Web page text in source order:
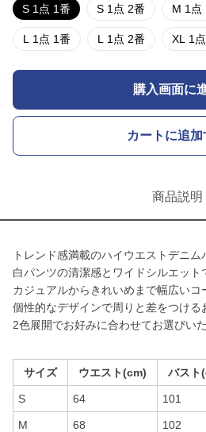
S 1点 1番 S 1点 2番 M 1点
L 1点 1番 L 1点 2番 XL 1
購入画面に
カートに追加
商品説明
トレンド感満載のハイウエストデニム
白パンツの清潔感とワイドシルエット
カジュアルからきれいめまで幅広いコ
個性的なデザインで周りと差をつける
2色展開でお好みに合わせてお選びいた
サイズ ウエスト(cm) バスト
S 64 101
M 68 102